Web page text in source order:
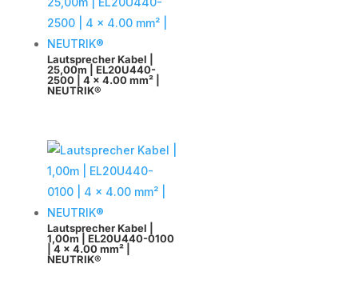
Lautsprecher Kabel |
25,00m | EL20U440-
2500 | 4 x 4.00 mm² |
NEUTRIK®
Lautsprecher Kabel |
1,00m | EL20U440-0100
| 4 x 4.00 mm² |
NEUTRIK®